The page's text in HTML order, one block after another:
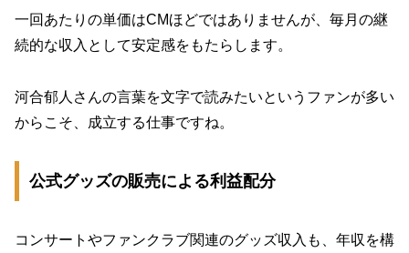
一回あたりの単価はCMほどではありませんが、毎月の継
続的な収入として安定感をもたらします。
河合郁人さんの言葉を文字で読みたいというファンが多い
からこそ、成立する仕事ですね。
公式グッズの販売による利益配分
コンサートやファンクラブ関連のグッズ収入も、年収を構